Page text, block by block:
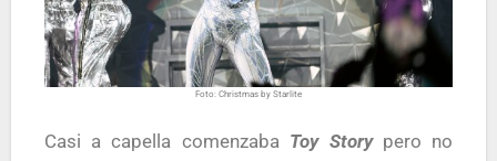
Foto: Christmas by Starlite
Casi a capella comenzaba Toy Storypero no